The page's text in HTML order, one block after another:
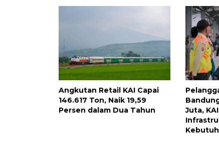
Angkutan Retail KAI Capai
146.617 Ton, Naik 19,59
Persen dalam Dua Tahun
Juta,